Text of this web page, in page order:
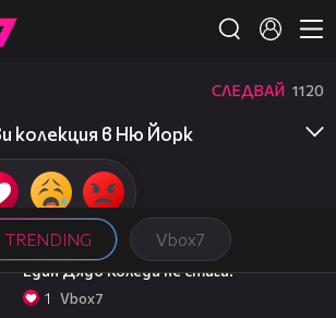
TRENDING Vbоx7
СЛЕДВАЙ 1120
колекция в Ню Йорк
Един Дядо Коледа не стига!
1 Vbоx7